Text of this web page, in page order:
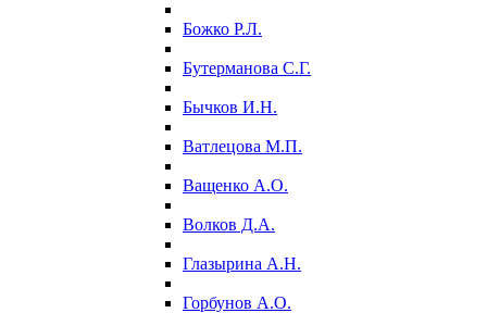
Божко Р.Л.
Бутерманова С.Г.
Бычков И.Н.
Ватлецова М.П.
Ващенко А.О.
Волков Д.А.
Глазырина А.Н.
Горбунов А.О.